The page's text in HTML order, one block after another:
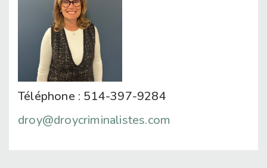
Téléphone : 514-397-9284
droy@droycriminalistes.com